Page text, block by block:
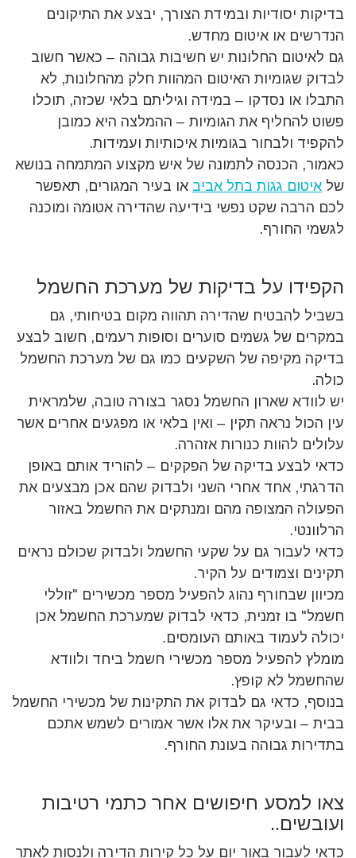
בדיקות יסודיות ובמידת הצורך, יבצע את התיקונים
הנדרשים או איטום מחדש.
גם לאיטום החלונות יש חשיבות גבוהה – כאשר חשוב
לבדוק שגומיות האיטום המהוות חלק מהחלונות, לא
התבלו או נסדקו – במידה וגיליתם בלאי שכזה, תוכלו
פשוט להחליף את הגומיות – ההמלצה היא כמובן
להקפיד ולבחור בגומיות איכותיות ועמידות.
כאמור, הכנסה לתמונה של איש מקצוע המתמחה בנושא
של איטום גגות בתל אביב או בעיר המגורים, תאפשר
לכם הרבה שקט נפשי בידיעה שהדירה אטומה ומוכנה
לגשמי החורף.
הקפידו על בדיקות של מערכת החשמל
בשביל להבטיח שהדירה תהווה מקום בטיחותי, גם
במקרים של גשמים סוערים וסופות רעמים, חשוב לבצע
בדיקה מקיפה של השקעים כמו גם של מערכת החשמל
כולה.
יש לוודא שארון החשמל נסגר בצורה טובה, שלמראית
עין הכול נראה תקין – ואין בלאי או מפגעים אחרים אשר
עלולים להוות כנורות אזהרה.
כדאי לבצע בדיקה של הפקקים – להוריד אותם באופן
הדרגתי, אחד אחרי השני ולבדוק שהם אכן מבצעים את
הפעולה המצופה מהם ומנתקים את החשמל באזור
הרלוונטי.
כדאי לעבור גם על שקעי החשמל ולבדוק שכולם נראים
תקינים וצמודים על הקיר.
מכיוון שבחורף נהוג להפעיל מספר מכשירים "זוללי
חשמל" בו זמנית, כדאי לבדוק שמערכת החשמל אכן
יכולה לעמוד באותם העומסים.
מומלץ להפעיל מספר מכשירי חשמל ביחד ולוודא
שהחשמל לא קופץ.
בנוסף, כדאי גם לבדוק את התקינות של מכשירי החשמל
בבית – ובעיקר את אלו אשר אמורים לשמש אתכם
בתדירות גבוהה בעונת החורף.
צאו למסע חיפושים אחר כתמי רטיבות
ועובשים..
כדאי לעבור באור יום על כל קירות הדירה ולנסות לאתר